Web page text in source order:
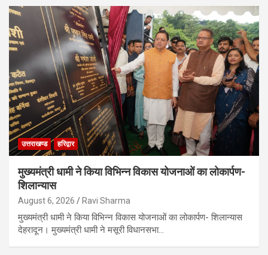
उत्तराखण्ड हरिद्वार
मुख्यमंत्री धामी ने किया विभिन्न विकास योजनाओं का लोकार्पण-
शिलान्यास
August 6, 2026 Ravi Sharma
मुख्यमंत्री धामी ने किया विभिन्न विकास योजनाओं का लोकार्पण- शिलान्यास
देहरादून। मुख्यमंत्री धामी ने मसूरी विधानसभा…